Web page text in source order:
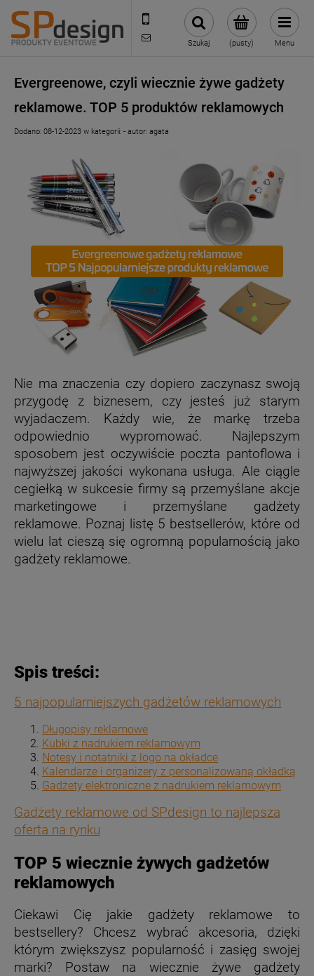
221002030
sklep@reklamydrukarnia.pl
(pusty)
Szukaj Menu
Evergreenowe, czyli wiecznie żywe gadżety
reklamowe. TOP 5 produktów reklamowych
Dodano: 08-12-2023 w kategorii: - autor: agata
Nie ma znaczenia czy dopiero zaczynasz swoją
przygodę z biznesem, czy jesteś już starym
wyjadaczem. Każdy wie, że markę trzeba
odpowiednio wypromować. Najlepszym
sposobem jest oczywiście poczta pantoflowa i
najwyższej jakości wykonana usługa. Ale ciągle
cegiełką w sukcesie firmy są przemyślane akcje
marketingowe i przemyślane gadżety
reklamowe. Poznaj listę 5 bestsellerów, które od
wielu lat cieszą się ogromną popularnością jako
gadżety reklamowe.
Spis treści:
5 najpopularniejszych gadżetów reklamowych
Długopisy reklamowe
Kubki z nadrukiem reklamowym
Notesy i notatniki z logo na okładce
Kalendarze i organizery z personalizowaną okładką
Gadżety elektroniczne z nadrukiem reklamowym
Gadżety reklamowe od SPdesign to najlepsza
oferta na rynku
TOP 5 wiecznie żywych gadżetów
reklamowych
Ciekawi Cię jakie gadżety reklamowe to
bestsellery? Chcesz wybrać akcesoria, dzięki
którym zwiększysz popularność i zasięg swojej
marki? Postaw na wiecznie żywe gadżety